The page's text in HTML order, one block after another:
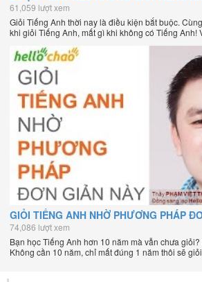
61,059 lượt xem
Giỏi Tiếng Anh thời nay là điều kiện bắt buộc.
khi giỏi Tiếng Anh, mất gì khi không có Tiếng Anh!
GIỎI TIẾNG ANH NHỜ PHƯƠNG PHÁP
74,086 lượt xem
Bạn học Tiếng Anh hơn 10 năm mà vẫn chưa
Không cần 10 năm, chỉ mất đúng 1 năm thôi sẽ